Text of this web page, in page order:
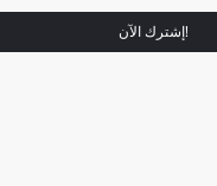
!إشترك الآن